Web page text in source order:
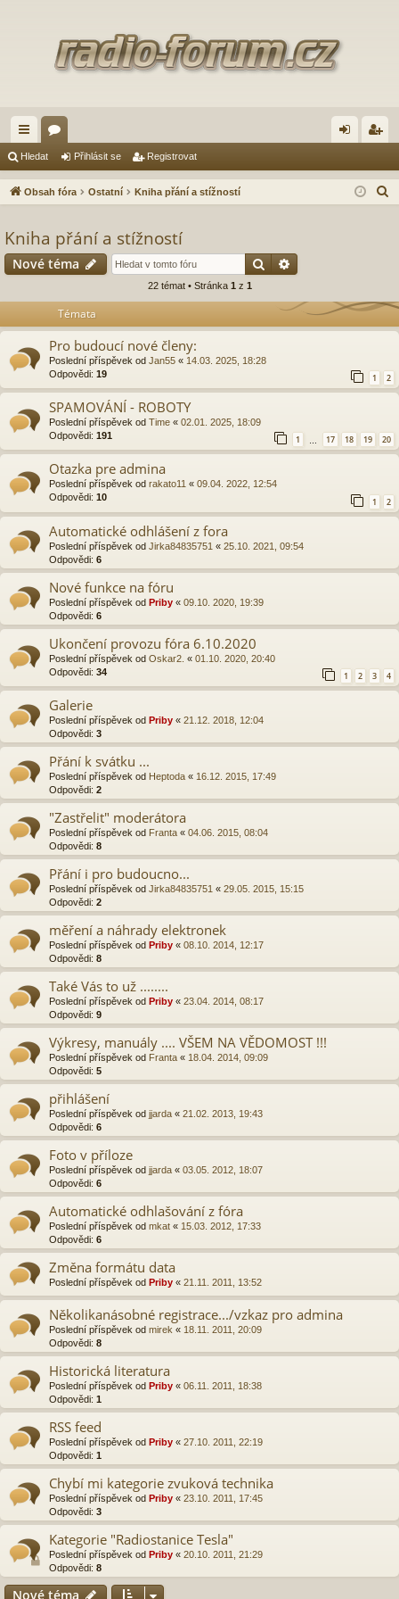
yc
hl
od
ka
a lá ist
Hledat Přihlásit se Registrovat
Obsah fóra Ostatní Kniha přání a stížností
Kniha přání a stížností
Nové téma Hledat
22 témat • Stránka 1 z 1
Témata
Pro budoucí nové členy:
Poslední příspěvek od Jan55 « 14.03. 2025, 18:28
Odpovědi: 19 1 2
SPAMOVÁNÍ - ROBOTY
Poslední příspěvek od Time « 02.01. 2025, 18:09
Odpovědi: 191 1 … 17 18 19 20
Otazka pre admina
Poslední příspěvek od rakato11 « 09.04. 2022, 12:54
Odpovědi: 10 1 2
Automatické odhlášení z fora
Poslední příspěvek od Jirka84835751 « 25.10. 2021, 09:54
Odpovědi: 6
Nové funkce na fóru
Poslední příspěvek od Priby « 09.10. 2020, 19:39
Odpovědi: 6
Ukončení provozu fóra 6.10.2020
Poslední příspěvek od Oskar2. « 01.10. 2020, 20:40
Odpovědi: 34 1 2 3 4
Galerie
Poslední příspěvek od Priby « 21.12. 2018, 12:04
Odpovědi: 3
Přání k svátku ...
Poslední příspěvek od Heptoda « 16.12. 2015, 17:49
Odpovědi: 2
"Zastřelit" moderátora
Poslední příspěvek od Franta « 04.06. 2015, 08:04
Odpovědi: 8
Přání i pro budoucno...
Poslední příspěvek od Jirka84835751 « 29.05. 2015, 15:15
Odpovědi: 2
měření a náhrady elektronek
Poslední příspěvek od Priby « 08.10. 2014, 12:17
Odpovědi: 8
Také Vás to už ........
Poslední příspěvek od Priby « 23.04. 2014, 08:17
Odpovědi: 9
Výkresy, manuály .... VŠEM NA VĚDOMOST !!!
Poslední příspěvek od Franta « 18.04. 2014, 09:09
Odpovědi: 5
přihlášení
Poslední příspěvek od jjarda « 21.02. 2013, 19:43
Odpovědi: 6
Foto v příloze
Poslední příspěvek od jjarda « 03.05. 2012, 18:07
Odpovědi: 6
Automatické odhlašování z fóra
Poslední příspěvek od mkat « 15.03. 2012, 17:33
Odpovědi: 6
Změna formátu data
Poslední příspěvek od Priby « 21.11. 2011, 13:52
Několikanásobné registrace.../vzkaz pro admina
Poslední příspěvek od mirek « 18.11. 2011, 20:09
Odpovědi: 8
Historická literatura
Poslední příspěvek od Priby « 06.11. 2011, 18:38
Odpovědi: 1
RSS feed
Poslední příspěvek od Priby « 27.10. 2011, 22:19
Odpovědi: 1
Chybí mi kategorie zvuková technika
Poslední příspěvek od Priby « 23.10. 2011, 17:45
Odpovědi: 3
Kategorie "Radiostanice Tesla"
Poslední příspěvek od Priby « 20.10. 2011, 21:29
Odpovědi: 8
Nové téma